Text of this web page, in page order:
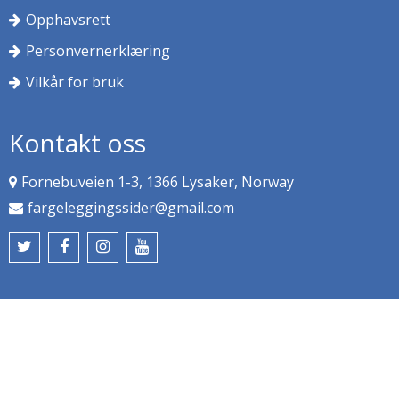
Opphavsrett
Personvernerklæring
Vilkår for bruk
Kontakt oss
Fornebuveien 1-3, 1366 Lysaker, Norway
fargeleggingssider@gmail.com